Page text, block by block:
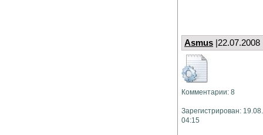
Asmus |22.07.2008
Комментарии: 8
Зарегистрирован:
04:15